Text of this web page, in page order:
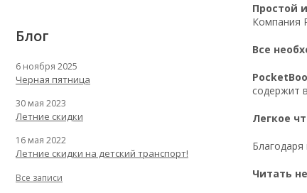
Простой
Компания
Все
содержит
Легкое
Читать
Блог
6 ноября 2025
Черная пятница
30 мая 2023
Летние скидки
16 мая 2022
Летние скидки на детский транспорт!
Все записи